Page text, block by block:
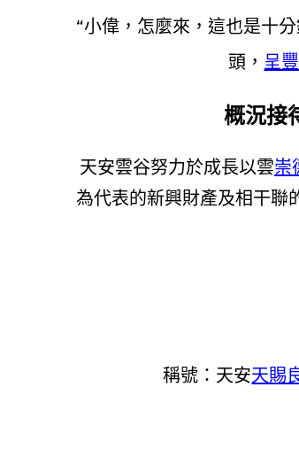
“小偉，怎麼來，這也是十
頭， 呈
概況接
天安雲谷努力於成長以雲崇
為代表的新興財產及相干聯
稱號：天安天賜